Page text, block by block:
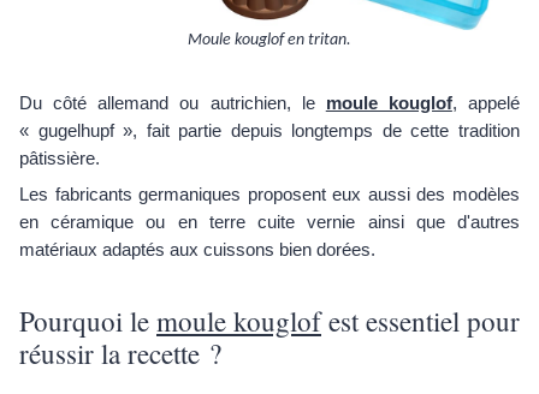
Moule kouglof en tritan.
Du côté allemand ou autrichien, le moule kouglof, appelé
« gugelhupf », fait partie depuis longtemps de cette tradition
pâtissière.
Les fabricants germaniques proposent eux aussi des modèles
en céramique ou en terre cuite vernie ainsi que d'autres
matériaux adaptés aux cuissons bien dorées.
Pourquoi le moule kouglofest essentiel pour
réussir la recette ?